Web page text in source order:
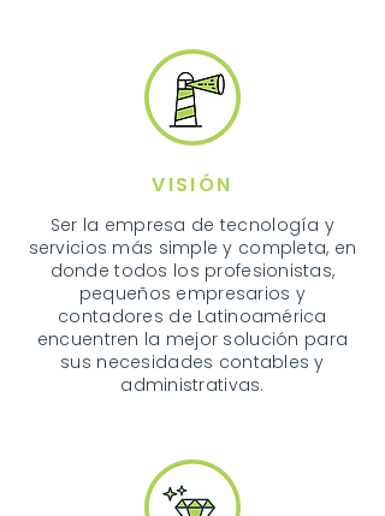
VISIÓN
Ser la empresa de tecnología y
servicios más simple y completa, en
donde todos los profesionistas,
pequeños empresarios y
contadores de Latinoamérica
encuentren la mejor solución para
sus necesidades contables y
administrativas.